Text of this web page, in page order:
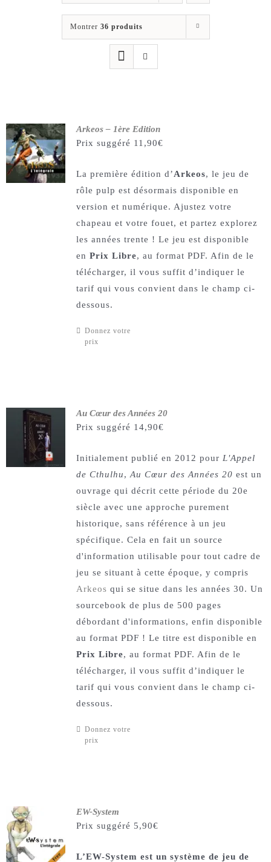
Contact
Montrer 36 produits
Arkeos – 1ère Edition
Prix suggéré 11,90€
La première édition d’Arkeos, le jeu de
rôle pulp est désormais disponible en
version et numérique. Ajustez votre
chapeau et votre fouet, et partez explorez
les années trente ! Le jeu est disponible
en Prix Libre, au format PDF. Afin de le
télécharger, il vous suffit d’indiquer le
tarif qui vous convient dans le champ ci-
dessous.
Donnez votre
prix
Au Cœur des Années 20
Prix suggéré 14,90€
Initialement publié en 2012 pour L'Appel
de Cthulhu, Au Cœur des Années 20 est un
ouvrage qui décrit cette période du 20e
siècle avec une approche purement
historique, sans référence à un jeu
spécifique. Cela en fait un source
d'information utilisable pour tout cadre de
jeu se situant à cette époque, y compris
Arkeos qui se situe dans les années 30. Un
sourcebook de plus de 500 pages
débordant d'informations, enfin disponible
au format PDF ! Le titre est disponible en
Prix Libre, au format PDF. Afin de le
télécharger, il vous suffit d’indiquer le
tarif qui vous convient dans le champ ci-
dessous.
Donnez votre
prix
EW-System
Prix suggéré 5,90€
L’EW-System est un système de jeu de